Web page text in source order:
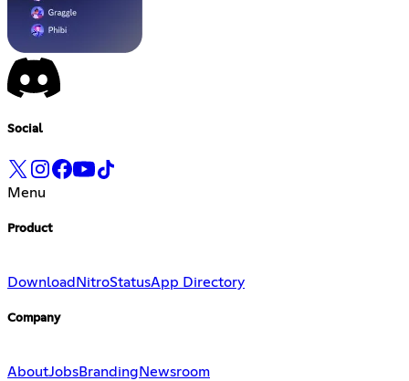
Social
Menu
Product
Download NitroStatusApp Directory
Company
AboutJobsBranding Newsroom